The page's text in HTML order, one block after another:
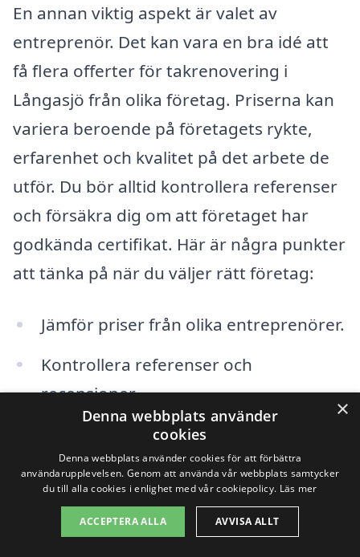
En annan viktig aspekt är valet av
entreprenör. Det kan vara en bra idé att
få flera offerter för takrenovering i
Långasjö från olika företag. Priserna kan
variera beroende på företagets rykte,
erfarenhet och kvalitet på det arbete de
utför. Du bör alltid kontrollera referenser
och försäkra dig om att företaget har
godkända certifikat. Här är några punkter
att tänka på när du väljer rätt företag:
Jämför priser från olika entreprenörer.
Kontrollera referenser och
recensioner.
Fråga om garantier och efterservice.
Säkerställ att de har relevanta
certifikat och försäkringar.
×
Denna webbplats använder
cookies
Denna webbplats använder cookies för att förbättra
användarupplevelsen. Genom att använda vår webbplats samtycker
du till alla cookies i enlighet med vår cookiepolicy. Läs mer
ACCEPTERA ALLA AVVISA ALLT